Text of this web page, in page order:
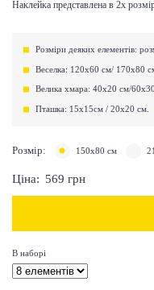
Наклейка представлена ​​в 2х
Розміри деяких елементів:
Веселка: 120х60 см/ 170х80
Велика хмара: 40х20 см/
Пташка: 15х15см / 20х20 см.
Розмір: 150х80 см
Ціна: 569 грн
В наборі